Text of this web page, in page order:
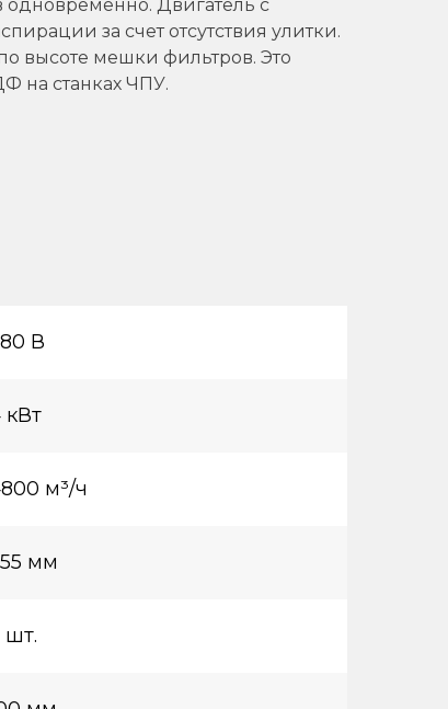
Двигатель с
за счет отсутствия улитки.
высоте мешки фильтров. Это
на станках ЧПУ.
В
кВт
м³/ч
мм
шт.